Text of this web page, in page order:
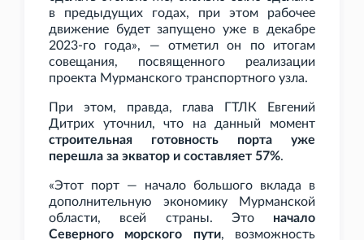
в предыдущих годах, при этом рабочее
движение будет запущено уже в декабре
2023-го года», — отметил он по итогам
совещания, посвященного реализации
проекта Мурманского транспортного узла.
При этом, правда, глава ГТЛК Евгений
Дитрих уточнил, что на данный момент
строительная готовность порта уже
перешла за экватор и составляет 57%.
«Этот порт — начало большого вклада в
дополнительную экономику Мурманской
области, всей страны. Это начало
Северного морского пути, возможность